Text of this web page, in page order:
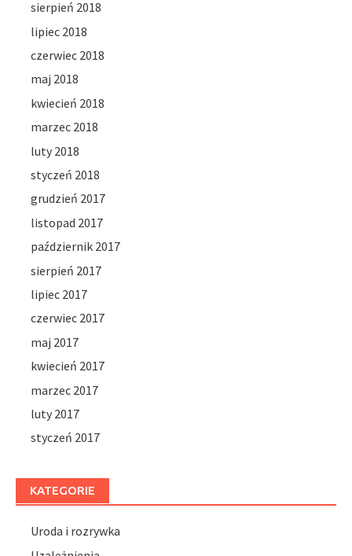
sierpień 2018
lipiec 2018
czerwiec 2018
maj 2018
kwiecień 2018
marzec 2018
luty 2018
styczeń 2018
grudzień 2017
listopad 2017
październik 2017
sierpień 2017
lipiec 2017
czerwiec 2017
maj 2017
kwiecień 2017
marzec 2017
luty 2017
styczeń 2017
KATEGORIE
Uroda i rozrywka